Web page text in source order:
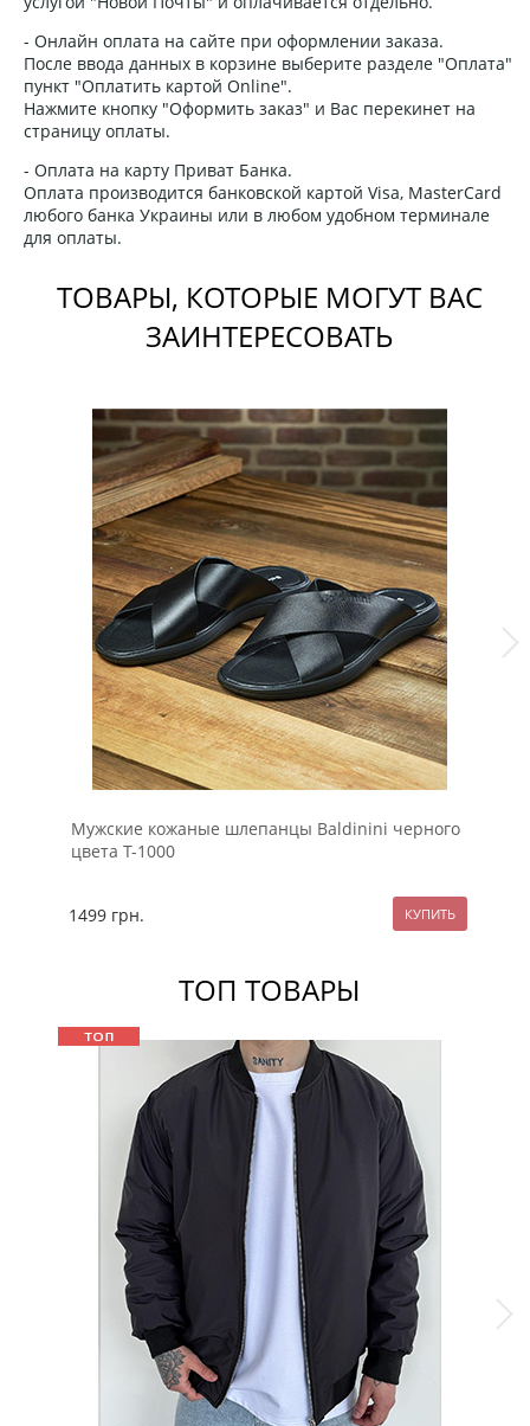
- Онлайн оплата на сайте при оформлении заказа.
После ввода данных в корзине выберите разделе "Оплата"
пункт "Оплатить картой Online".
Нажмите кнопку "Оформить заказ" и Вас перекинет на
страницу оплаты.
- Оплата на карту Приват Банка.
Оплата производится банковской картой Visa, MasterCard
любого банка Украины или в любом удобном терминале
для оплаты.
ТОВАРЫ, КОТОРЫЕ МОГУТ ВАС
ЗАИНТЕРЕСОВАТЬ
Мужские кожаные шлепанцы Baldinini черного
цвета Т-1000
1499 грн.
ТОП ТОВАРЫ